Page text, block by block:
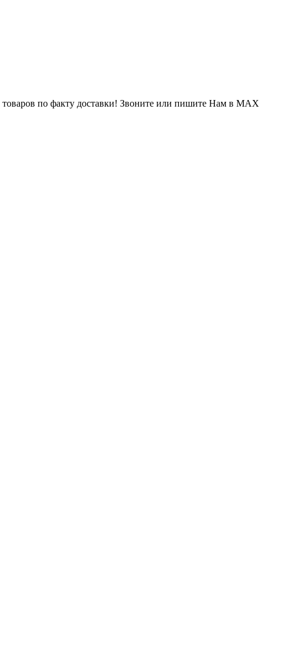
по факту доставки! Звоните или пишите Нам в MAX